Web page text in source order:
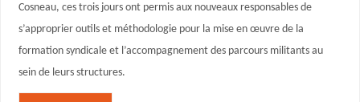
Cosneau, ces trois jours ont permis aux nouveaux responsables de
s’approprier outils et méthodologie pour la mise en œuvre de la
formation syndicale et l’accompagnement des parcours militants au
sein de leurs structures.